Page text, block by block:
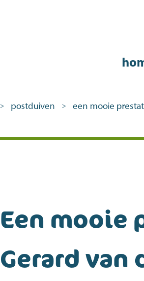
> postduiven > een mooie
Een mooie
Gerard van